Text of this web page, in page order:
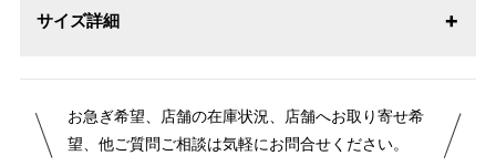
サイズ詳細
が変更になりました。パターンオーダーは、お客様のお声か
らよりお召しになりやすい寸法に変更いたしました。変更点
お急ぎ希望、店舗の在庫状況、店舗へお取り寄せ希
望、他ご質問ご相談は気軽にお問合せください。